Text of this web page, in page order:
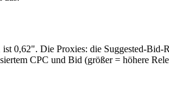
ist 0,62". Die Proxies: die Suggested-Bid-
CPC und Bid (größer = höhere